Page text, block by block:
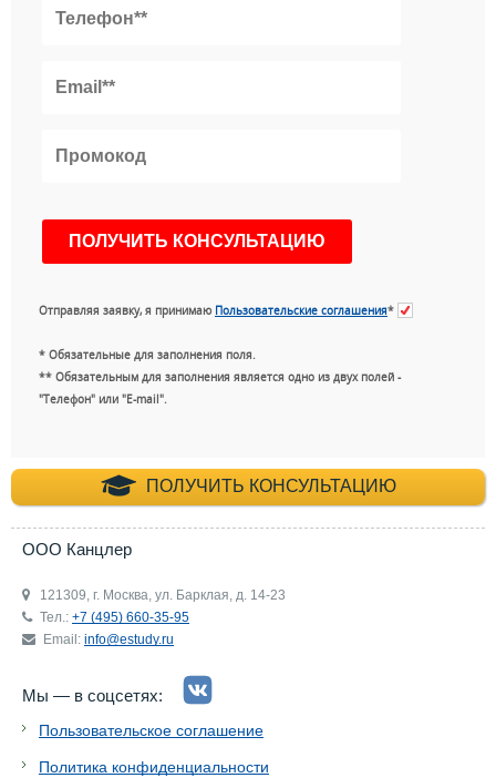
Отправляя заявку, я принимаю Пользовательские соглашения*
* Обязательные для заполнения поля.
** Обязательным для заполнения является одно из двух полей -
"Телефон" или "E-mail".
ПОЛУЧИТЬ КОНСУЛЬТАЦИЮ
+7 (495) 660-35-
ООО Канцлер
121309, г. Москва, ул. Барклая, д. 14-23
Тел.: +7 (495) 660-35-95
Email: info@estudy.ru
Мы — в соцсетях:
Пользовательское соглашение
Политика конфиденциальности